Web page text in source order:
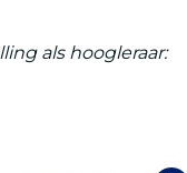
als hoogleraar: